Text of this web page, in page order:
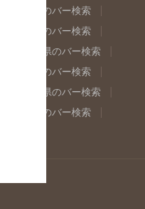
福島県のバー検索
東京都のバー検索
岐阜県のバー検索
奈良県のバー検索
島根県のバー検索
佐賀県のバー検索